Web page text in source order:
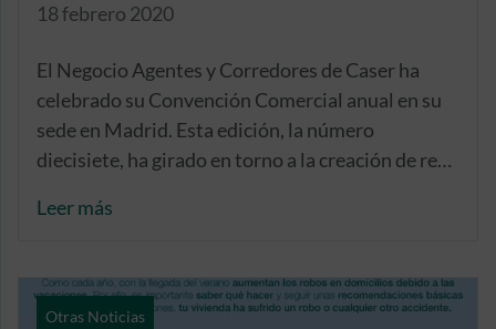
18 febrero 2020
El Negocio Agentes y Corredores de Caser ha
celebrado su Convención Comercial anual en su
sede en Madrid. Esta edición, la número
diecisiete, ha girado en torno a la creación de red
Leer más
Otras Noticias